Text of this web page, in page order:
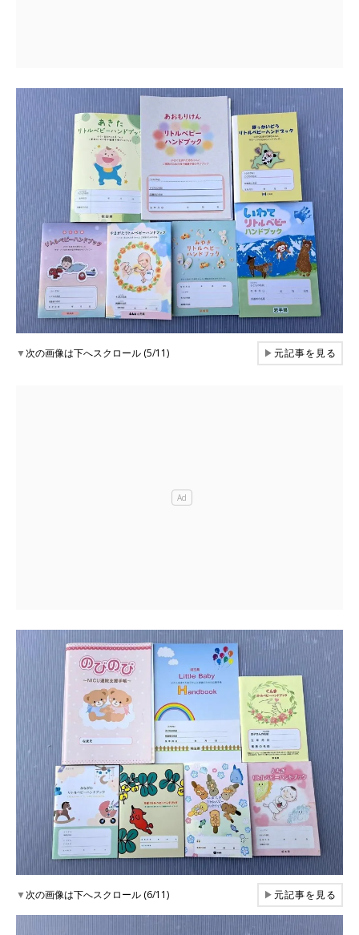
▼次の画像は下へスクロール (5/11) ▶元記事を見る
▼次の画像は下へスクロール (6/11) ▶元記事を見る